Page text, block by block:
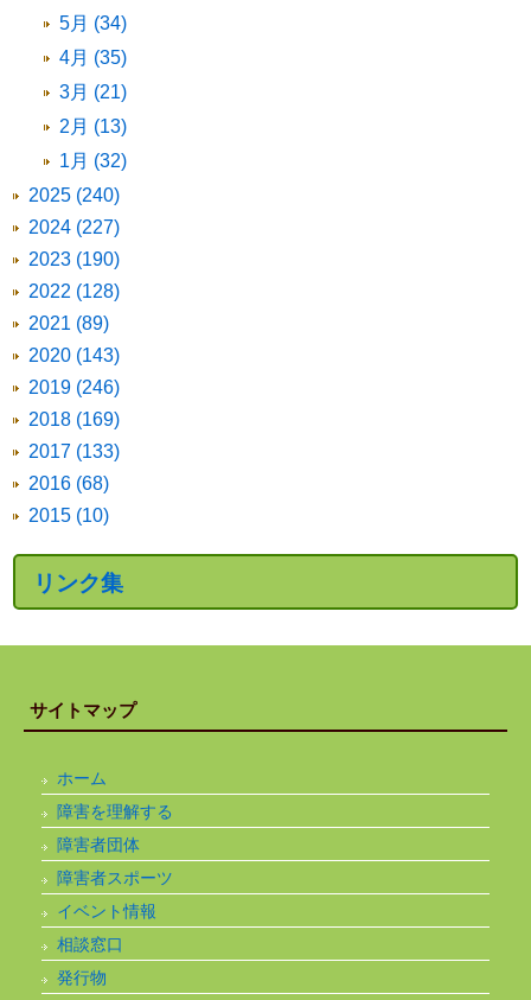
5月 (34)
4月 (35)
3月 (21)
2月 (13)
1月 (32)
2025 (240)
2024 (227)
2023 (190)
2022 (128)
2021 (89)
2020 (143)
2019 (246)
2018 (169)
2017 (133)
2016 (68)
2015 (10)
リンク集
サイトマップ
ホーム
障害を理解する
障害者団体
障害者スポーツ
イベント情報
相談窓口
発行物